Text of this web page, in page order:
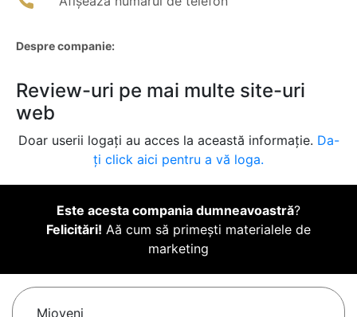
Despre companie:
Review-uri pe mai multe site-uri
web
Doar userii logați au acces la această informație. Da-
ți click aici pentru a vă loga.
Este acesta compania dumneavoastră?
Felicitări! Aă cum să primești materialele de
marketing
Mioveni